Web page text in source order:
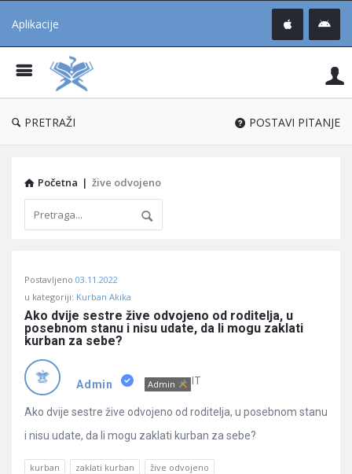
Aplikacije
®
PRETRAŽI POSTAVI PITANJE
Početna | žive odvojeno
Učene
Latest
Pitanja
Postavljeno 03.11.2022
u kategoriji: Kurban Akika
Ako dvije sestre žive odvojeno od roditelja, u
posebnom stanu i nisu udate, da li mogu zaklati
kurban za sebe?
Admin Admin IT
Ako dvije sestre žive odvojeno od roditelja, u posebnom stanu
i nisu udate, da li mogu zaklati kurban za sebe?
kurban zaklati kurban žive odvojeno